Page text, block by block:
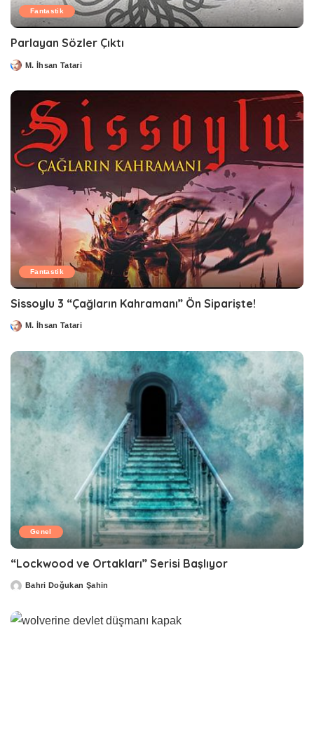
Fantastik
Parlayan Sözler Çıktı
PostedM. İhsan Tatari
Fantastik
Sissoylu 3 “Çağların Kahramanı” Ön Siparişte!
PostedM. İhsan Tatari
Genel
“Lockwood ve Ortakları” Serisi Başlıyor
PostedBahri Doğukan Şahin